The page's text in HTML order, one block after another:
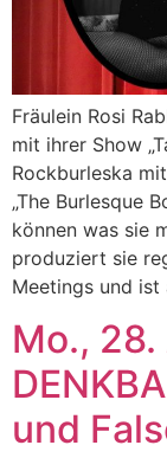
Fräulein Rosi
mit ihrer Show
Rockburleska
„The Burlesque
können was sie
produziert sie
Meetings und
Mo., 28.
und